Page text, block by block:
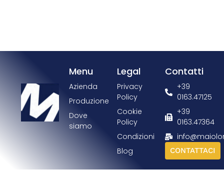
Menu
Azienda
Produzione
Dove
siamo
Legal
Privacy
Policy
Cookie
Policy
Condizioni
Blog
Contatti
+39
0163.47125
+39
0163.47364
CONTATTACI